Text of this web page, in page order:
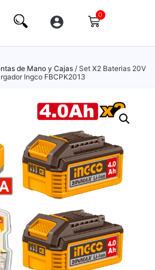
0
de Mano y Cajas/ Set X2 Baterias 20V
Ingco FBCPK2013